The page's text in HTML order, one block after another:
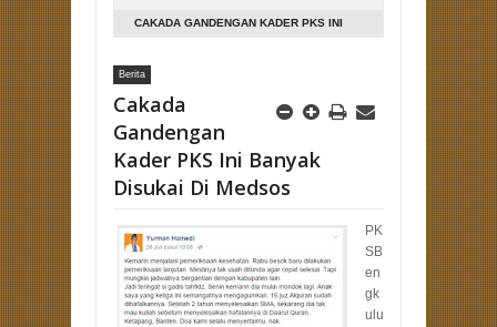
CAKADA GANDENGAN KADER PKS INI
Berita
Cakada
Gandengan
Kader PKS Ini Banyak
Disukai Di Medsos
PK
SB
en
gk
ulu